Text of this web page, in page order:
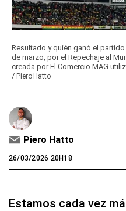
Resultado y quién ganó el
de marzo, por el Repechaje al
creada por El Comercio MAG
/ Piero Hatto
Piero Hatto
26/03/2026 20H18
Estamos cada vez